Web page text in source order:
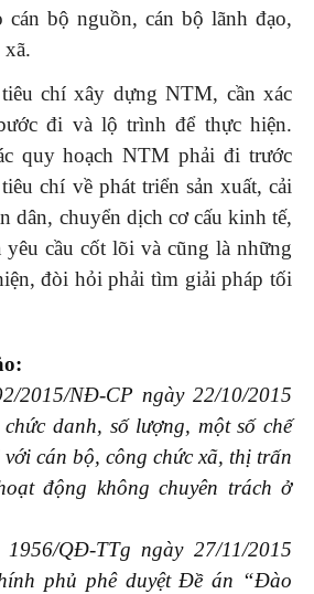
cán bộ nguồn, cán bộ lãnh đạo,
xã.
chí xây dựng NTM, cần xác
đi và lộ trình để thực hiện.
quy hoạch NTM phải đi trước
chí về phát triển sản xuất, cải
dân, chuyển dịch cơ cấu kinh tế,
yêu cầu cốt lõi và cũng là những
đòi hỏi phải tìm giải pháp tối
2015/NĐ-CP ngày 22/10/2015
danh, số lượng, một số chế
cán bộ, công chức xã, thị trấn
động không chuyên trách ở
QĐ-TTg ngày 27/11/2015
phủ phê duyệt Đề án “Đào